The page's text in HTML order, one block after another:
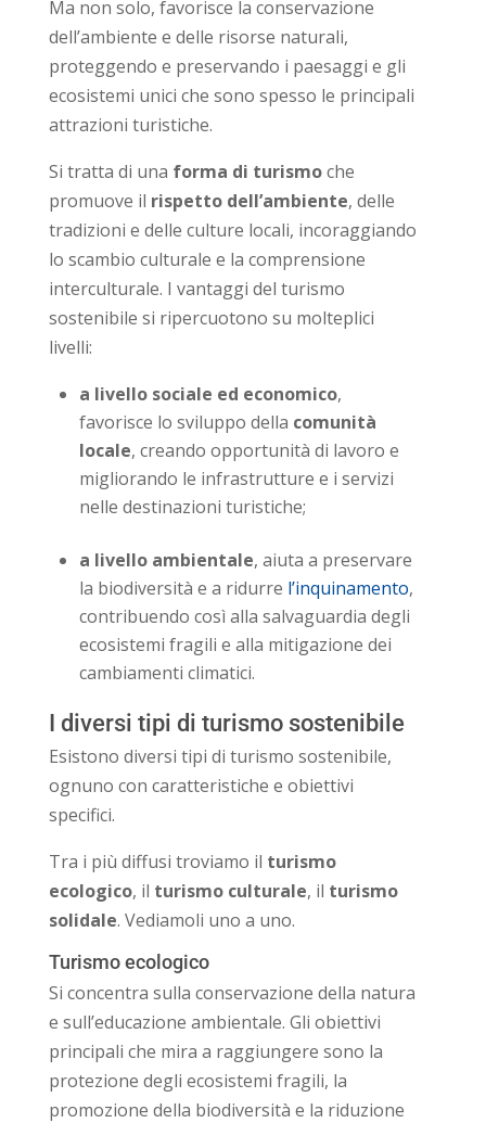
Ma non solo, favorisce la conservazione
dell’ambiente e delle risorse naturali,
proteggendo e preservando i paesaggi e gli
ecosistemi unici che sono spesso le principali
attrazioni turistiche.
Si tratta di una forma di turismoche
promuove il rispetto dell’ambiente, delle
tradizioni e delle culture locali, incoraggiando
lo scambio culturale e la comprensione
interculturale. I vantaggi del turismo
sostenibile si ripercuotono su molteplici
livelli:
a livello sociale ed economico,
favorisce lo sviluppo della comunità
locale, creando opportunità di lavoro e
migliorando le infrastrutture e i servizi
nelle destinazioni turistiche;
a livello ambientale, aiuta a preservare
la biodiversità e a ridurre l’inquinamento,
contribuendo così alla salvaguardia degli
ecosistemi fragili e alla mitigazione dei
cambiamenti climatici.
I diversi tipi di turismo sostenibile
Esistono diversi tipi di turismo sostenibile,
ognuno con caratteristiche e obiettivi
specifici.
Tra i più diffusi troviamo il turismo
ecologico, il turismo culturale, il turismo
solidale. Vediamoli uno a uno.
Turismo ecologico
Si concentra sulla conservazione della natura
e sull’educazione ambientale. Gli obiettivi
principali che mira a raggiungere sono la
protezione degli ecosistemi fragili, la
promozione della biodiversità e la riduzione